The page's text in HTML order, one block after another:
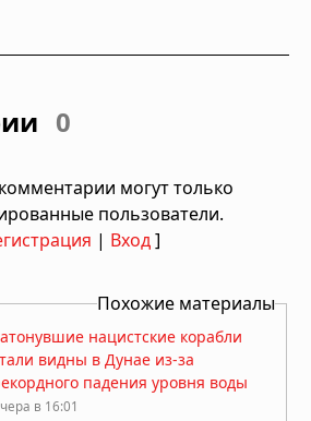
0
могут только
пользователи.
| Вход]
Похожие материалы
нацистские корабли
видны в Дунае из-за
падения уровня воды
в 16:01